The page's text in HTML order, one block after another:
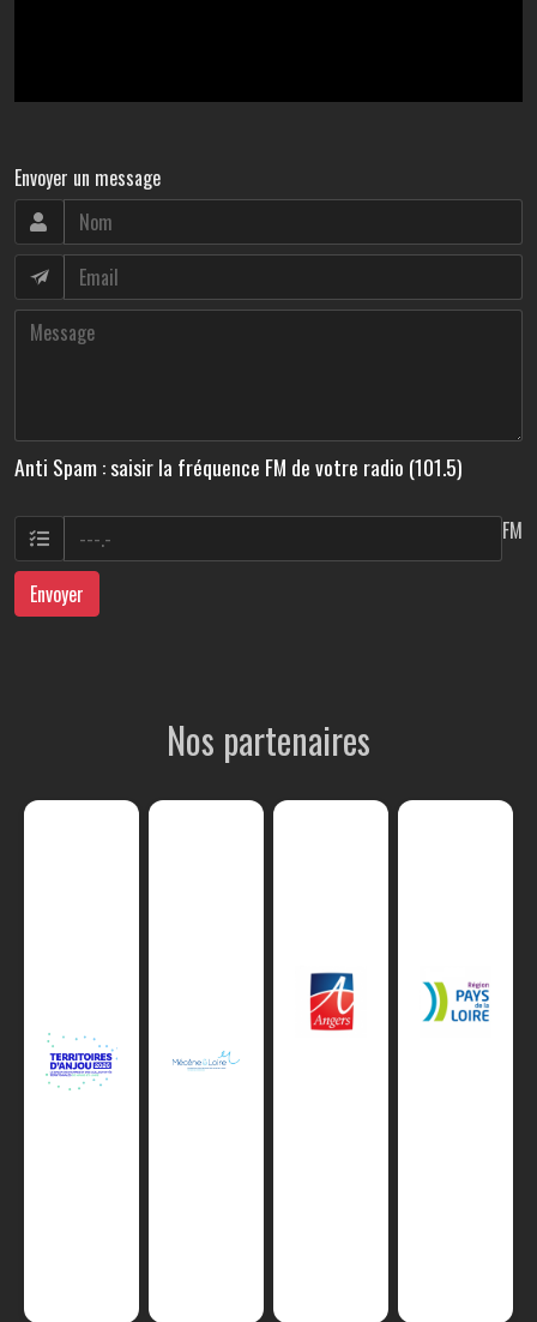
Envoyer un message
Anti Spam : saisir la fréquence FM de votre radio (101.5)
FM
Envoyer
Nos partenaires